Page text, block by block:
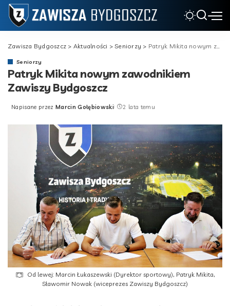
Zawisza Bydgoszcz > Aktualności >Seniorzy > Patryk Mikita nowym zawodnikiem Zawiszy Bydgoszcz
Seniorzy
Patryk Mikita nowym zawodnikiem
Zawiszy Bydgoszcz
Posted
Napisane przez Marcin Gołębiowski 2 lata temu
Od lewej: Marcin Łukaszewski (Dyrektor sportowy), Patryk Mikita,
Sławomir Nowak (wiceprezes Zawiszy Bydgoszcz)